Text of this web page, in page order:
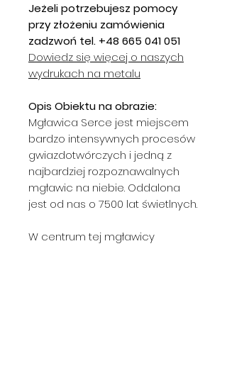
Jeżeli potrzebujesz pomocy
przy złożeniu zamówienia
zadzwoń tel. +48 665 041 051
Dowiedz się więcej o naszych
wydrukach na metalu
Opis Obiektu na obrazie:
Mgławica Serce jest miejscem
bardzo intensywnych procesów
gwiazdotwórczych i jedną z
najbardziej rozpoznawalnych
mgławic na niebie. Oddalona
jest od nas o 7500 lat świetlnych.
W centrum tej mgławicy